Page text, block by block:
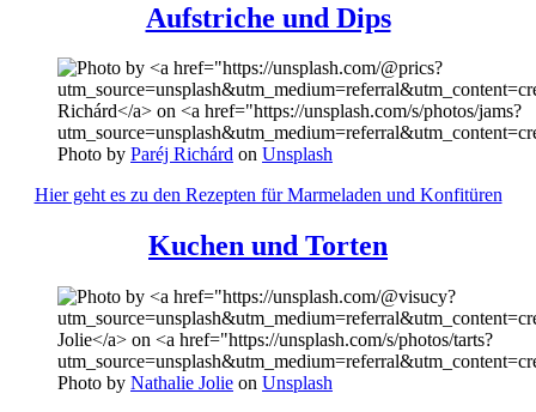
Aufstriche und Dips
Photo by Paréj Richárd on Unsplash
Hier geht es zu den Rezepten für Marmeladen und Konfitüren
Kuchen und Torten
Photo by Nathalie Jolie on Unsplash